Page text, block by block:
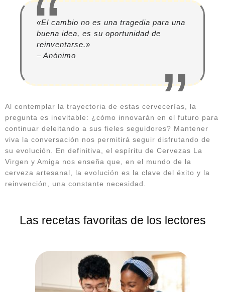
«El cambio no es una tragedia para una
buena idea, es su oportunidad de
reinventarse.»
– Anónimo
Al contemplar la trayectoria de estas cervecerías, la
pregunta es inevitable: ¿cómo innovarán en el futuro para
continuar deleitando a sus fieles seguidores? Mantener
viva la conversación nos permitirá seguir disfrutando de
su evolución. En definitiva, el espíritu de Cervezas La
Virgen y Amiga nos enseña que, en el mundo de la
cerveza artesanal, la evolución es la clave del éxito y la
reinvención, una constante necesidad.
Las recetas favoritas de los lectores